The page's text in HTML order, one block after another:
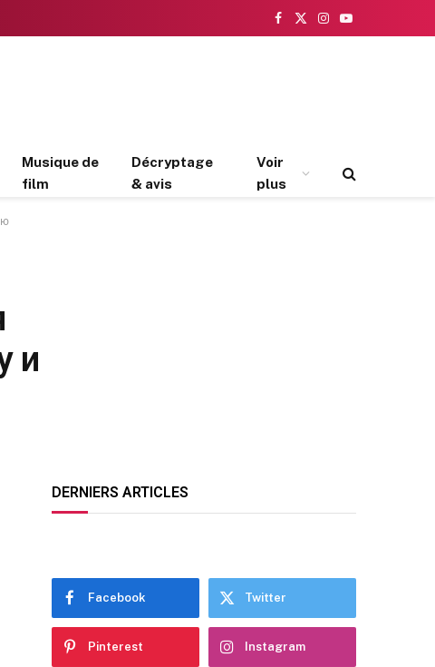
Facebook
X
Instagram
YouTube
Musique de
film
Décryptage
& avis
Voir
plus
и
DERNIERS ARTICLES
Facebook Twitter
Pinterest Instagram